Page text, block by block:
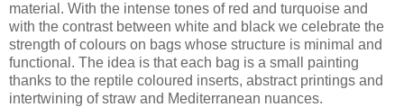
material. With the intense tones of red and turquoise and
with the contrast between white and black we celebrate the
strength of colours on bags whose structure is minimal and
functional. The idea is that each bag is a small painting
thanks to the reptile coloured inserts, abstract printings and
intertwining of straw and Mediterranean nuances.